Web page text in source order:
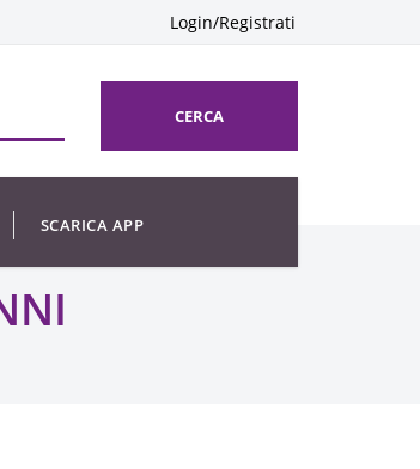
Login/Registrati
CERCA
SCARICA APP